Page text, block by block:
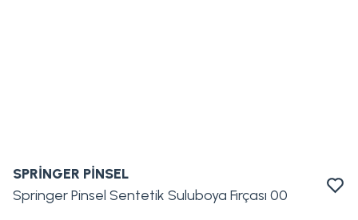
SPRİNGER PİNSEL
Springer Pinsel Sentetik Suluboya Fırçası 00